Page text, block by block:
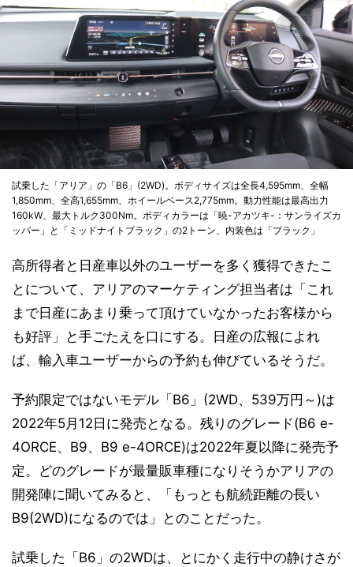
試乗した「アリア」の「B6」(2WD)。ボディサイズは全長4,595mm、全幅
1,850mm、全高1,655mm、ホイールベース2,775mm。動力性能は最高出力
160kW、最大トルク300Nm。ボディカラーは「暁-アカツキ-：サンライズカ
ッパー」と「ミッドナイトブラック」の2トーン、内装色は「ブラック」
高所得者と日産車以外のユーザーを多く獲得できたこ
とについて、アリアのマーケティング担当者は「これ
まで日産にあまり乗って頂けていなかったお客様から
も好評」と手ごたえを口にする。日産の広報によれ
ば、輸入車ユーザーからの予約も伸びているそうだ。
予約限定ではないモデル「B6」(2WD、539万円～)は
2022年5月12日に発売となる。残りのグレード(B6 e-
4ORCE、B9、B9 e-4ORCE)は2022年夏以降に発売予
定。どのグレードが最量販車種になりそうかアリアの
開発陣に聞いてみると、「もっとも航続距離の長い
B9(2WD)になるのでは」とのことだった。
試乗した「B6」の2WDは、とにかく走行中の静けさが